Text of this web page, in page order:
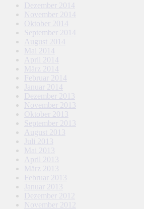
Dezember 2014
November 2014
Oktober 2014
September 2014
August 2014
Mai 2014
April 2014
März 2014
Februar 2014
Januar 2014
Dezember 2013
November 2013
Oktober 2013
September 2013
August 2013
Juli 2013
Mai 2013
April 2013
März 2013
Februar 2013
Januar 2013
Dezember 2012
November 2012